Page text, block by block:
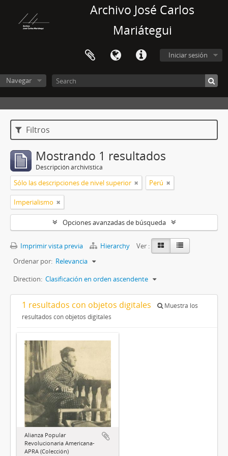
Archivo José Carlos
Mariátegui
Iniciar sesión
Navegar
Filtros
Mostrando 1 resultados
Descripción archivística
Sólo las descripciones de nivel superior Perú
Imperialismo
Opciones avanzadas de búsqueda
Imprimir vista previa Hierarchy
Ver :
Ordenar por: Relevancia
Direction: Clasificación en orden ascendente
1 resultados con objetos digitales
Muestra los
resultados con objetos digitales
Alianza Popular
Revolucionaria Americana-
APRA (Colección)